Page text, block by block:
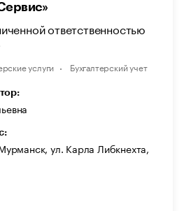
ответственностью
услуги Бухгалтерский учет
ул. Карла Либкнехта,